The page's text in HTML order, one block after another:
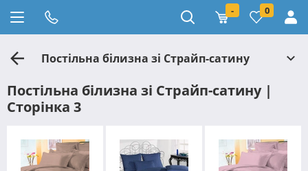
- 0
Постільна білизна зі Страйп-сатину
Постільна білизна зі Страйп-сатину |
Сторінка 3